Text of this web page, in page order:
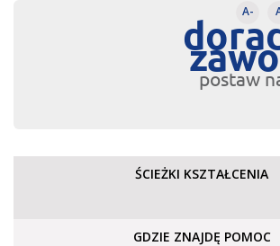
A-
postaw
ŚCIEŻKI KSZTAŁCENIA
GDZIE ZNAJDĘ POMOC